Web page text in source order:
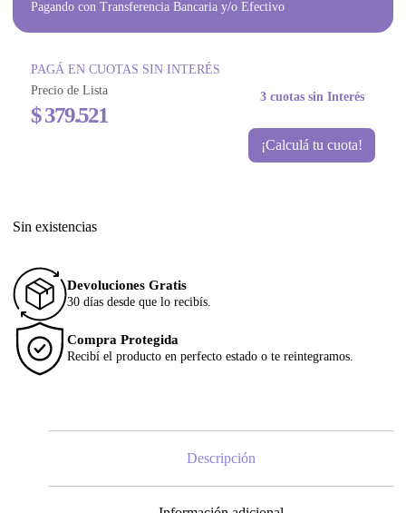
Pagando con Transferencia Bancaria y/o Efectivo
PAGÁ EN CUOTAS SIN INTERÉS
Precio de Lista
$379.521
3 cuotas sin Interés
¡Calculá tu cuota!
Sin existencias
Devoluciones Gratis
30 días desde que lo recibís.
Compra Protegida
Recibí el producto en perfecto estado o te reintegramos.
Descripción